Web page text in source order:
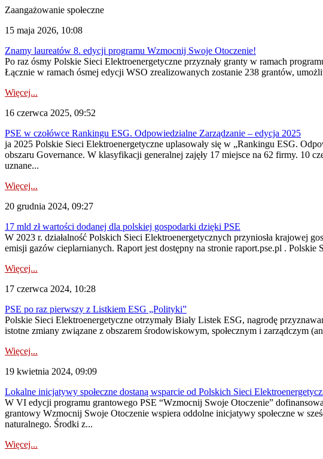
Zaangażowanie społeczne
15 maja 2026, 10:08
Znamy laureatów 8. edycji programu Wzmocnij Swoje Otoczenie!
Po raz ósmy Polskie Sieci Elektroenergetyczne przyznały granty w ramach
Łącznie w ramach ósmej edycji WSO zrealizowanych zostanie 238 grantów,
Więcej...
16 czerwca 2025, 09:52
PSE w czołówce Rankingu ESG. Odpowiedzialne Zarządzanie – edycja 2025
ja 2025 Polskie Sieci Elektroenergetyczne uplasowały się w „Rankingu ESG.
obszaru Governance. W klasyfikacji generalnej zajęły 17 miejsce na 62 firmy. 10
uznane...
Więcej...
20 grudnia 2024, 09:27
17 mld zł wartości dodanej dla polskiej gospodarki dzięki PSE
W 2023 r. działalność Polskich Sieci Elektroenergetycznych przyniosła krajowej
emisji gazów cieplarnianych. Raport jest dostępny na stronie raport.pse.pl . Polskie
Więcej...
17 czerwca 2024, 10:28
PSE po raz pierwszy z Listkiem ESG „Polityki”
Polskie Sieci Elektroenergetyczne otrzymały Biały Listek ESG, nagrodę
istotne zmiany związane z obszarem środowiskowym, społecznym i zarządczym
Więcej...
19 kwietnia 2024, 09:09
Lokalne inicjatywy społeczne dostaną wsparcie od Polskich Sieci
W VI edycji programu grantowego PSE “Wzmocnij Swoje Otoczenie”
grantowy Wzmocnij Swoje Otoczenie wspiera oddolne inicjatywy społeczne w
naturalnego. Środki z...
Więcej...